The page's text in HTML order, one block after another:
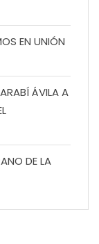
EN UNIÓN
ÁVILA A
DE LA